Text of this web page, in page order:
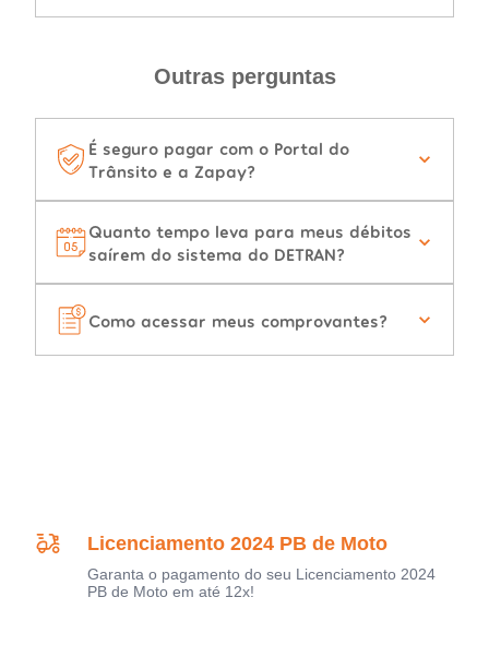
Outras perguntas
É seguro pagar com o Portal do
Trânsito e a Zapay?
Quanto tempo leva para meus débitos
saírem do sistema do DETRAN?
Como acessar meus comprovantes?
Licenciamento 2024 PB de Moto
Garanta o pagamento do seu Licenciamento 2024
PB de Moto em até 12x!